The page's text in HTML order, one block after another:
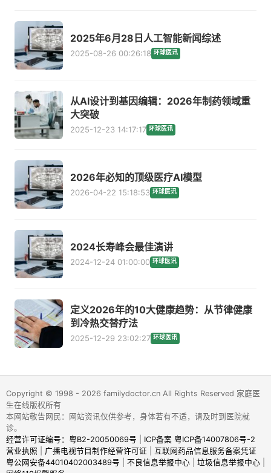
2025年6月28日人工智能新闻综述
2025-08-26 00:26:18 环球医讯
从AI设计到基因编辑：2026年制药领域重
大突破
2025-12-23 14:17:17 环球医讯
2026年必知的顶级医疗AI模型
2026-04-22 15:18:53 环球医讯
2024长寿峰会最佳演讲
2024-12-24 01:00:00 环球医讯
定义2026年的10大健康趋势：从节律健康
到冷热交替疗法
2025-12-29 23:02:27 环球医讯
Copyright © 1998 - 2026 familydoctor.cn All Rights Reserved 家庭医
生在线版权所有
本网站敬告网民：网站资讯仅供参考，身体若有不适，请及时到医院就
诊。
经营许可证编号：粤B2-20050069号
ICP备案 粤ICP备14007806号-2
营业执照
广播电视节目制作经营许可证
互联网药品信息服务备案凭证
粤公网安备44010402003489号
不良信息举报中心| 垃圾信息举报中心|